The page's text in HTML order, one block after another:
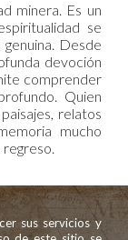
minera. Es un
se
Desde
devoción
comprender
Quien
relatos
mucho
sus servicios y